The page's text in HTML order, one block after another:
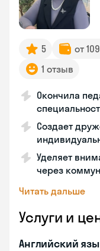
5 от
1 отзыв
Окончила
Создает
Уделяет
через
Читать дальше
Услуги и
Английский